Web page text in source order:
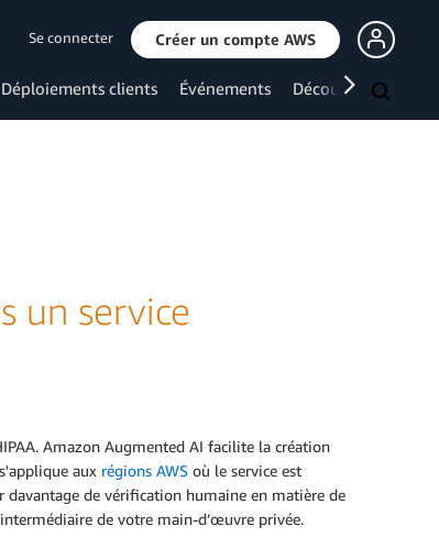
Se connecter Créer un compte AWS
Déploiements clients Événements Découvrir
un service
Amazon Augmented AI facilite la création
aux régions AWS où le service est
de vérification humaine en matière de
de votre main-d’œuvre privée.